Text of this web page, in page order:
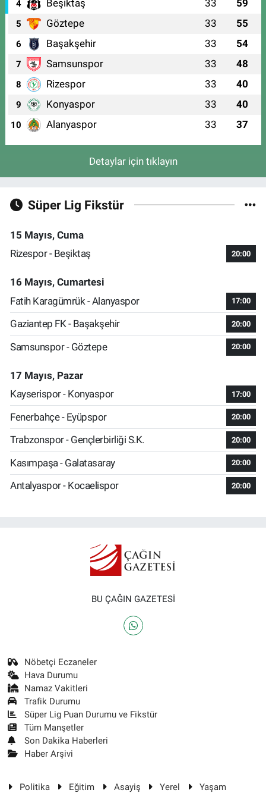
4 Beşiktaş 33 59
5 Göztepe 33 55
6 Başakşehir 33 54
7 Samsunspor 33 48
8 Rizespor 33 40
9 Konyaspor 33 40
10 Alanyaspor 33 37
Detaylar için tıklayın
Süper Lig Fikstür
15 Mayıs, Cuma
Rizespor - Beşiktaş
20:00
16 Mayıs, Cumartesi
Fatih Karagümrük - Alanyaspor
17:00
Gaziantep FK - Başakşehir 20:00
Samsunspor - Göztepe 20:00
17 Mayıs, Pazar
Kayserispor - Konyaspor
17:00
Fenerbahçe - Eyüpspor 20:00
Trabzonspor - Gençlerbirliği S.K. 20:00
Kasımpaşa - Galatasaray 20:00
Antalyaspor - Kocaelispor 20:00
BU ÇAĞIN GAZETESİ
Nöbetçi Eczaneler
Hava Durumu
Namaz Vakitleri
Trafik Durumu
Süper Lig Puan Durumu ve Fikstür
Tüm Manşetler
Son Dakika Haberleri
Haber Arşivi
Politika Eğitim Asayiş Yerel Yaşam